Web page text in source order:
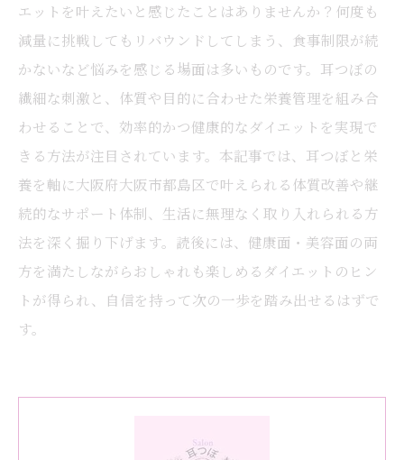
エットを叶えたいと感じたことはありませんか？何度も
減量に挑戦してもリバウンドしてしまう、食事制限が続
かないなど悩みを感じる場面は多いものです。耳つぼの
繊細な刺激と、体質や目的に合わせた栄養管理を組み合
わせることで、効率的かつ健康的なダイエットを実現で
きる方法が注目されています。本記事では、耳つぼと栄
養を軸に大阪府大阪市都島区で叶えられる体質改善や継
続的なサポート体制、生活に無理なく取り入れられる方
法を深く掘り下げます。読後には、健康面・美容面の両
方を満たしながらおしゃれも楽しめるダイエットのヒン
トが得られ、自信を持って次の一歩を踏み出せるはずで
す。